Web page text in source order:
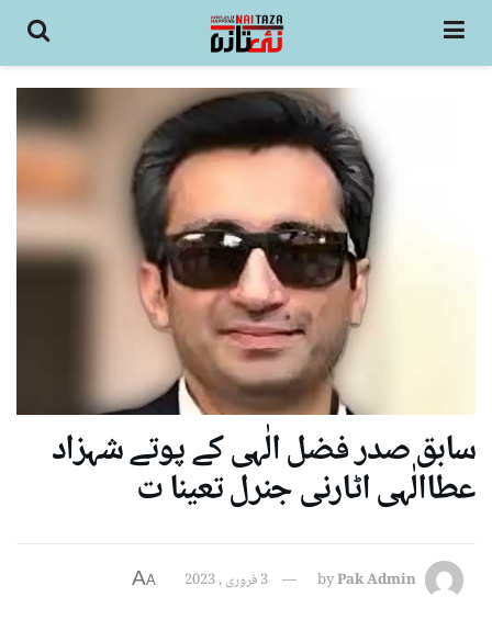
سابق صدر فضل الٰہی کے پوتے شہزاد
عطاالٰہی اٹارنی جنرل تعینا ت
byPak Admin 3 فروری , 2023 A
A